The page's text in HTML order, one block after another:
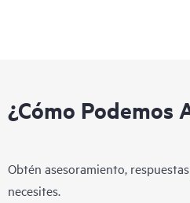
¿Cómo Podemos
Obtén asesoramiento,
necesites.